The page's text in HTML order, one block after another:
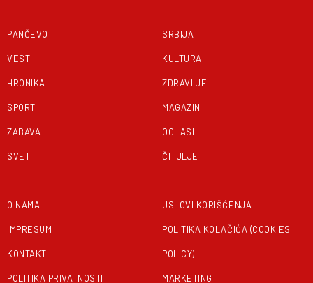
PANČEVO
VESTI
HRONIKA
SPORT
ZABAVA
SVET
SRBIJA
KULTURA
ZDRAVLJE
MAGAZIN
OGLASI
ČITULJE
O NAMA
IMPRESUM
KONTAKT
POLITIKA PRIVATNOSTI
USLOVI KORIŠĆENJA
POLITIKA KOLAČIĆA (COOKIES
POLICY)
MARKETING